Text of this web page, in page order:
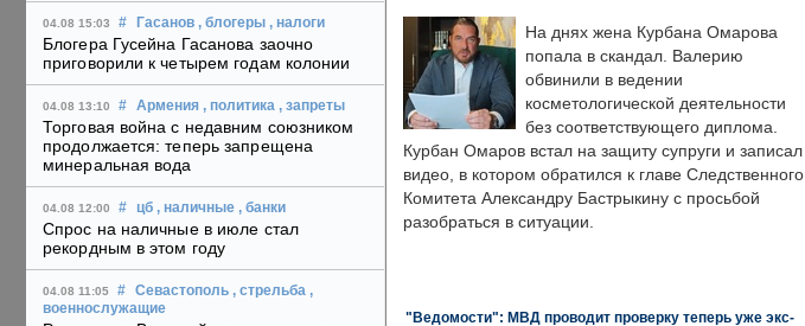
04.08 15:03 # Гасанов , блогеры , налоги
Блогера Гусейна Гасанова заочно
приговорили к четырем годам колонии
04.08 13:10 # Армения , политика , запреты
Торговая война с недавним союзником
продолжается: теперь запрещена
минеральная вода
04.08 12:00 # цб , наличные , банки
Спрос на наличные в июле стал
рекордным в этом году
04.08 11:05 # Севастополь , стрельба ,
военнослужащие
На днях жена Курбана Омарова
попала в скандал. Валерию
обвинили в ведении
косметологической деятельности
без соответствующего диплома.
Курбан Омаров встал на защиту супруги и записал
видео, в котором обратился к главе Следственного
Комитета Александру Бастрыкину с просьбой
разобраться в ситуации.
"Ведомости": МВД проводит проверку теперь уже экс-